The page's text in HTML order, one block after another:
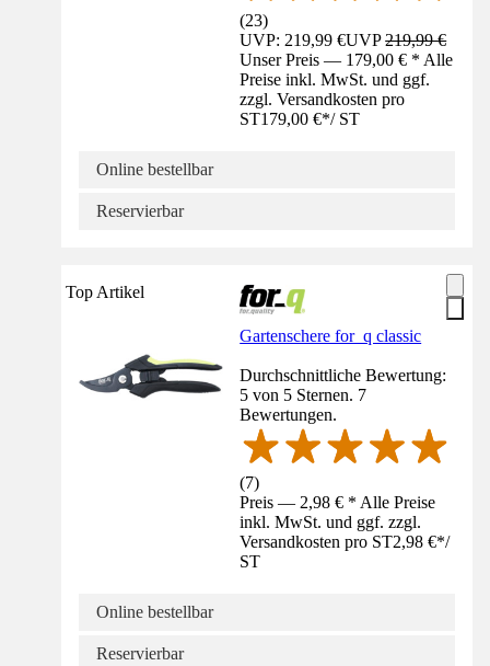
(23)
UVP: 219,99 €UVP219,99 €
Unser Preis — 179,00 € * Alle
Preise inkl. MwSt. und ggf.
zzgl. Versandkosten pro
ST179,00 €*/ ST
Online bestellbar
Reservierbar
Top Artikel
Gartenschere for_q classic
Durchschnittliche Bewertung:
5 von 5 Sternen. 7
Bewertungen.
(7)
Preis — 2,98 € * Alle Preise
inkl. MwSt. und ggf. zzgl.
Versandkosten pro ST2,98 €*/
ST
Online bestellbar
Reservierbar